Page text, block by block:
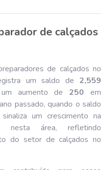
de calçados
de calçados no
um saldo de2,559
um aumento de250 em
passado, quando o saldo
um crescimento na
nesta área, refletindo
do setor de calçados no